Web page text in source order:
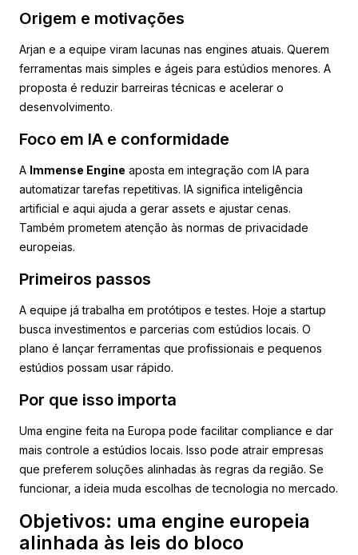
Origem e motivações
Arjan e a equipe viram lacunas nas engines atuais. Querem
ferramentas mais simples e ágeis para estúdios menores. A
proposta é reduzir barreiras técnicas e acelerar o
desenvolvimento.
Foco em IA e conformidade
A Immense Engine aposta em integração com IA para
automatizar tarefas repetitivas. IA significa inteligência
artificial e aqui ajuda a gerar assets e ajustar cenas.
Também prometem atenção às normas de privacidade
europeias.
Primeiros passos
A equipe já trabalha em protótipos e testes. Hoje a startup
busca investimentos e parcerias com estúdios locais. O
plano é lançar ferramentas que profissionais e pequenos
estúdios possam usar rápido.
Por que isso importa
Uma engine feita na Europa pode facilitar compliance e dar
mais controle a estúdios locais. Isso pode atrair empresas
que preferem soluções alinhadas às regras da região. Se
funcionar, a ideia muda escolhas de tecnologia no mercado.
Objetivos: uma engine europeia
alinhada às leis do bloco